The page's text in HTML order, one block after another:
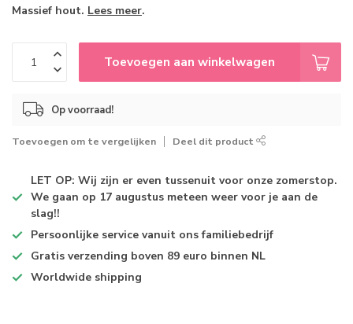
Massief hout. Lees meer.
Toevoegen aan winkelwagen
Op voorraad!
Toevoegen om te vergelijken Deel dit product
LET OP: Wij zijn er even tussenuit voor onze zomerstop.
We gaan op 17 augustus meteen weer voor je aan de
slag!!
Persoonlijke service vanuit ons familiebedrijf
Gratis verzending boven 89 euro binnen NL
Worldwide shipping